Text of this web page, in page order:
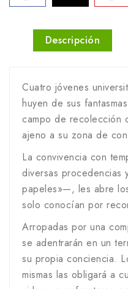
Descripción
Cuatro jóvenes
huyen de sus
campo de recolección
ajeno a su zona de
La convivencia con
diversas procedencias
papeles»—, les abre
solo conocían por
Arropadas por una
se adentrarán en un
su propia conciencia.
mismas las obligará a